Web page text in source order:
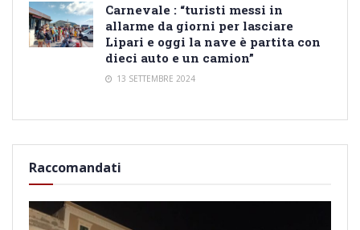
Carnevale : “turisti messi in
allarme da giorni per lasciare
Lipari e oggi la nave è partita con
dieci auto e un camion”
13 SETTEMBRE 2024
Raccomandati